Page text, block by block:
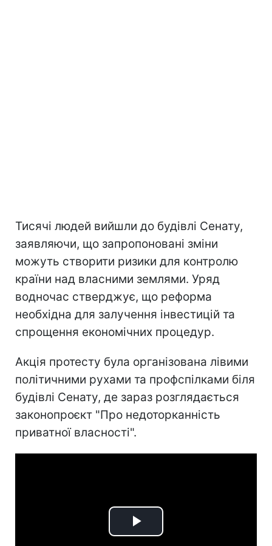
Тисячі людей вийшли до будівлі Сенату,
заявляючи, що запропоновані зміни
можуть створити ризики для контролю
країни над власними землями. Уряд
водночас стверджує, що реформа
необхідна для залучення інвестицій та
спрощення економічних процедур.
Акція протесту була організована лівими
політичними рухами та профспілками біля
будівлі Сенату, де зараз розглядається
законопроєкт "Про недоторканність
приватної власності".
Play